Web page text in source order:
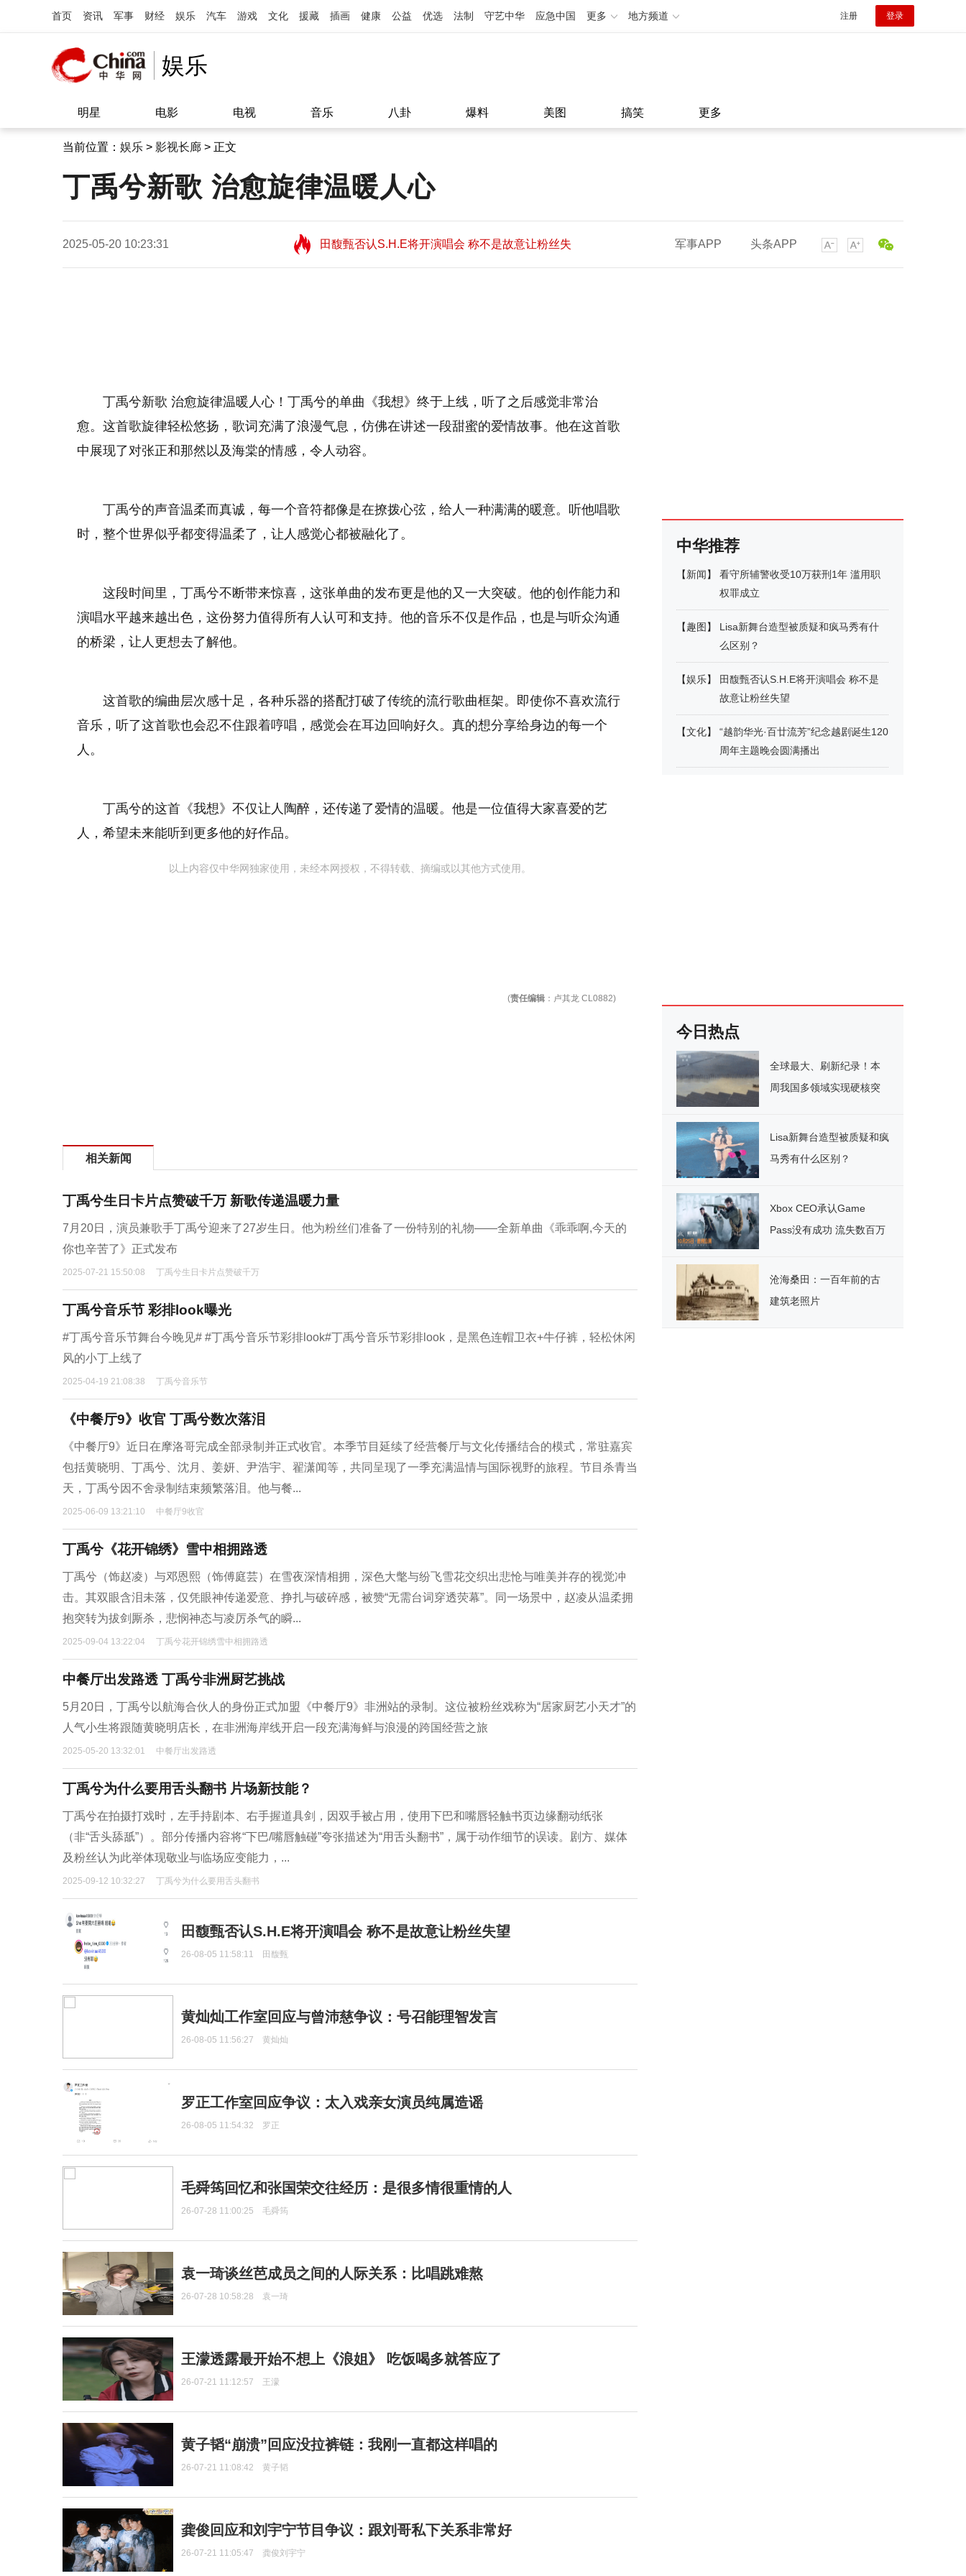
首页 资讯 军事 财经 娱乐 汽车 游戏 文化 援藏 插画 健康 公益 优选 法制 守艺中华 应急中国 更多 地方频道 注册 登录
娱乐
明星 电影 电视 音乐 八卦 爆料 美图 搞笑 更多
当前位置： 娱乐 > 影视长廊 > 正文
丁禹兮新歌 治愈旋律温暖人心
2025-05-20 10:23:31
望11:08
田馥甄否认S.H.E将开演唱会 称不是故意让粉丝失
望11:08
军事APP 头条APP
丁禹兮新歌 治愈旋律温暖人心！丁禹兮的单曲《我想》终于上线，听了之后感觉非常治
愈。这首歌旋律轻松悠扬，歌词充满了浪漫气息，仿佛在讲述一段甜蜜的爱情故事。他在这首歌
中展现了对张正和那然以及海棠的情感，令人动容。
丁禹兮的声音温柔而真诚，每一个音符都像是在撩拨心弦，给人一种满满的暖意。听他唱歌
时，整个世界似乎都变得温柔了，让人感觉心都被融化了。
这段时间里，丁禹兮不断带来惊喜，这张单曲的发布更是他的又一大突破。他的创作能力和
演唱水平越来越出色，这份努力值得所有人认可和支持。他的音乐不仅是作品，也是与听众沟通
的桥梁，让人更想去了解他。
这首歌的编曲层次感十足，各种乐器的搭配打破了传统的流行歌曲框架。即使你不喜欢流行
音乐，听了这首歌也会忍不住跟着哼唱，感觉会在耳边回响好久。真的想分享给身边的每一个
人。
丁禹兮的这首《我想》不仅让人陶醉，还传递了爱情的温暖。他是一位值得大家喜爱的艺
人，希望未来能听到更多他的好作品。
以上内容仅中华网独家使用，未经本网授权，不得转载、摘编或以其他方式使用。
(责任编辑 ：卢其龙 CL0882)
相关新闻
丁禹兮生日卡片点赞破千万 新歌传递温暖力量
7月20日，演员兼歌手丁禹兮迎来了27岁生日。他为粉丝们准备了一份特别的礼物——全新单曲《乖乖啊,今天的
你也辛苦了》正式发布
2025-07-21 15:50:08 丁禹兮生日卡片点赞破千万
丁禹兮音乐节 彩排look曝光
#丁禹兮音乐节舞台今晚见# #丁禹兮音乐节彩排look#丁禹兮音乐节彩排look，是黑色连帽卫衣+牛仔裤，轻松休闲
风的小丁上线了
2025-04-19 21:08:38 丁禹兮音乐节
《中餐厅9》收官 丁禹兮数次落泪
《中餐厅9》近日在摩洛哥完成全部录制并正式收官。本季节目延续了经营餐厅与文化传播结合的模式，常驻嘉宾
包括黄晓明、丁禹兮、沈月、姜妍、尹浩宇、翟潇闻等，共同呈现了一季充满温情与国际视野的旅程。节目杀青当
天，丁禹兮因不舍录制结束频繁落泪。他与餐...
2025-06-09 13:21:10 中餐厅9收官
丁禹兮《花开锦绣》雪中相拥路透
丁禹兮（饰赵凌）与邓恩熙（饰傅庭芸）在雪夜深情相拥，深色大氅与纷飞雪花交织出悲怆与唯美并存的视觉冲
击。其双眼含泪未落，仅凭眼神传递爱意、挣扎与破碎感，被赞“无需台词穿透荧幕”。同一场景中，赵凌从温柔拥
抱突转为拔剑厮杀，悲悯神态与凌厉杀气的瞬...
2025-09-04 13:22:04 丁禹兮花开锦绣雪中相拥路透
中餐厅出发路透 丁禹兮非洲厨艺挑战
5月20日，丁禹兮以航海合伙人的身份正式加盟《中餐厅9》非洲站的录制。这位被粉丝戏称为“居家厨艺小天才”的
人气小生将跟随黄晓明店长，在非洲海岸线开启一段充满海鲜与浪漫的跨国经营之旅
2025-05-20 13:32:01 中餐厅出发路透
丁禹兮为什么要用舌头翻书 片场新技能？
丁禹兮在拍摄打戏时，左手持剧本、右手握道具剑，因双手被占用，使用下巴和嘴唇轻触书页边缘翻动纸张
（非“舌头舔舐”）。部分传播内容将“下巴/嘴唇触碰”夸张描述为“用舌头翻书”，属于动作细节的误读。剧方、媒体
及粉丝认为此举体现敬业与临场应变能力，...
2025-09-12 10:32:27 丁禹兮为什么要用舌头翻书
田馥甄否认S.H.E将开演唱会 称不是故意让粉丝失望
26-08-05 11:58:11 田馥甄
黄灿灿工作室回应与曾沛慈争议：号召能理智发言
26-08-05 11:56:27 黄灿灿
罗正工作室回应争议：太入戏亲女演员纯属造谣
26-08-05 11:54:32 罗正
毛舜筠回忆和张国荣交往经历：是很多情很重情的人
26-07-28 11:00:25 毛舜筠
袁一琦谈丝芭成员之间的人际关系：比唱跳难熬
26-07-28 10:58:28 袁一琦
王濛透露最开始不想上《浪姐》 吃饭喝多就答应了
26-07-21 11:12:57 王濛
黄子韬“崩溃”回应没拉裤链：我刚一直都这样唱的
26-07-21 11:08:42 黄子韬
龚俊回应和刘宇宁节目争议：跟刘哥私下关系非常好
26-07-21 11:05:47 龚俊刘宇宁
中华推荐
【新闻】
看守所辅警收受10万获刑1年 滥用职
权罪成立
【趣图 】
Lisa新舞台造型被质疑和疯马秀有什
么区别？
【娱乐】
田馥甄否认S.H.E将开演唱会 称不是
故意让粉丝失望
【文化】
“越韵华光·百廿流芳”纪念越剧诞生120
周年主题晚会圆满播出
今日热点
全球最大、刷新纪录！本
周我国多领域实现硬核突
Lisa新舞台造型被质疑和疯
马秀有什么区别？
Xbox CEO承认Game
Pass没有成功 流失数百万
沧海桑田：一百年前的古
建筑老照片